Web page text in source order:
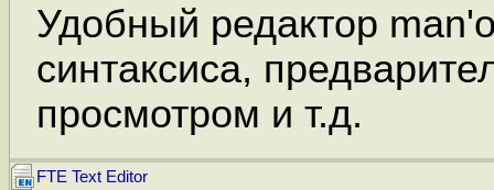
Удобный редактор
синтаксиса,
просмотром и т.д.
FTE Text Editor